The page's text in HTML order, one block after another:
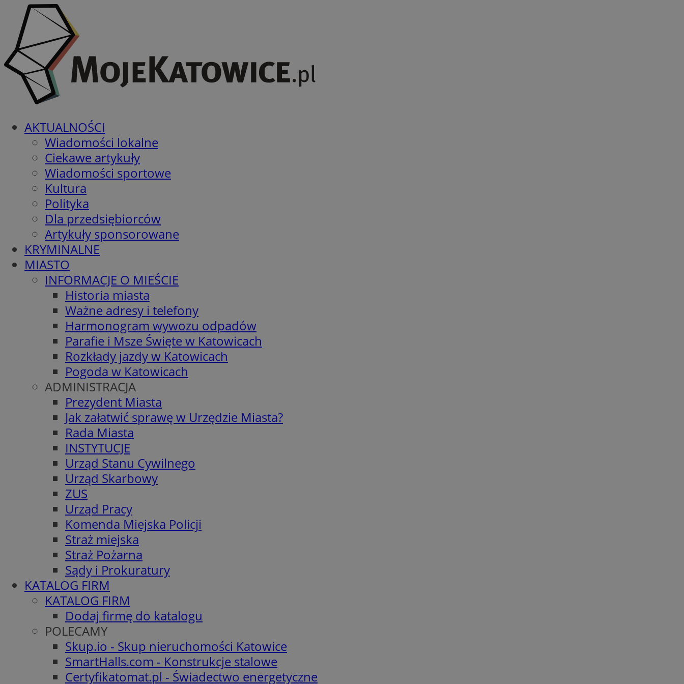
AKTUALNOŚCI
Wiadomości lokalne
Ciekawe artykuły
Wiadomości sportowe
Kultura
Polityka
Dla przedsiębiorców
Artykuły sponsorowane
KRYMINALNE
MIASTO
INFORMACJE O MIEŚCIE
Historia miasta
Ważne adresy i telefony
Harmonogram wywozu odpadów
Parafie i Msze Święte w Katowicach
Rozkłady jazdy w Katowicach
Pogoda w Katowicach
ADMINISTRACJA
Prezydent Miasta
Jak załatwić sprawę w Urzędzie Miasta?
Rada Miasta
INSTYTUCJE
Urząd Stanu Cywilnego
Urząd Skarbowy
ZUS
Urząd Pracy
Komenda Miejska Policji
Straż miejska
Straż Pożarna
Sądy i Prokuratury
KATALOG FIRM
KATALOG FIRM
Dodaj firmę do katalogu
POLECAMY
Skup.io - Skup nieruchomości Katowice
SmartHalls.com - Konstrukcje stalowe
Certyfikatomat.pl - Świadectwo energetyczne